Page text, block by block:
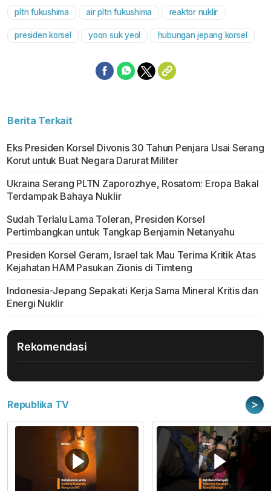
Mute
pltn fukushima air pltn fukushima reaktor nuklir
presiden korsel yoon suk yeol hubungan jepang korsel
Berita Terkait
Eks Presiden Korsel Divonis 30 Tahun Penjara Usai Serang
Korut untuk Buat Negara Darurat Militer
Ukraina Serang PLTN Zaporozhye, Rosatom: Eropa Bakal
Terdampak Bahaya Nuklir
Sudah Terlalu Lama Toleran, Presiden Korsel
Pertimbangkan untuk Tangkap Benjamin Netanyahu
Presiden Korsel Geram, Israel tak Mau Terima Kritik Atas
Kejahatan HAM Pasukan Zionis di Timteng
Indonesia-Jepang Sepakati Kerja Sama Mineral Kritis dan
Energi Nuklir
Rekomendasi
Republika TV >